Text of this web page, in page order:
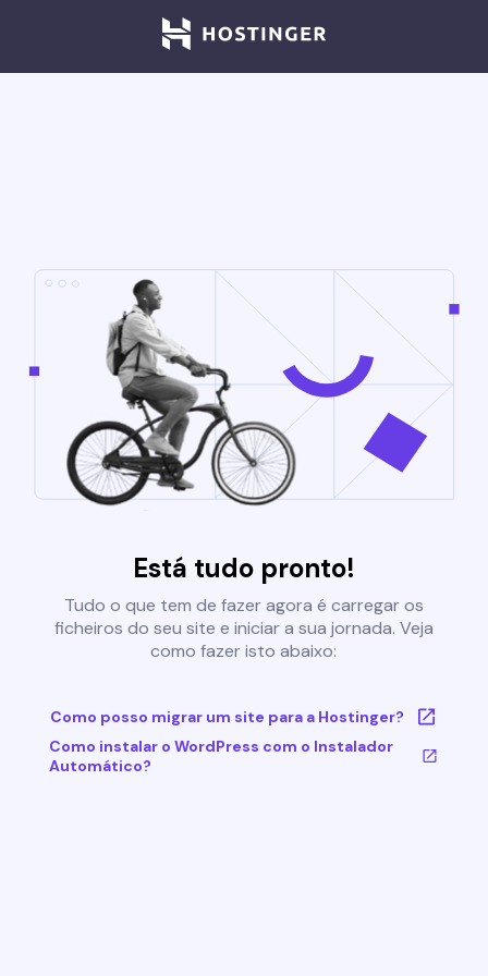
Está tudo pronto!
Tudo o que tem de fazer agora é carregar os
ficheiros do seu site e iniciar a sua jornada. Veja
como fazer isto abaixo:
Como posso migrar um site para a Hostinger?
Como instalar o WordPress com o Instalador
Automático?